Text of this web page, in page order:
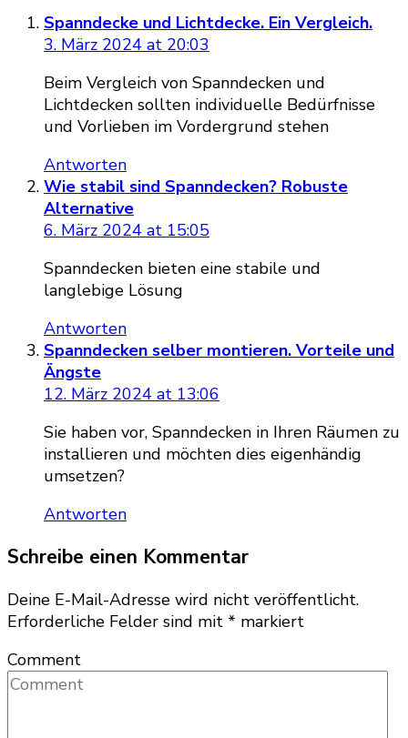
Spanndecke und Lichtdecke. Ein Vergleich.
3. März 2024 at 20:03
Beim Vergleich von Spanndecken und
Lichtdecken sollten individuelle Bedürfnisse
und Vorlieben im Vordergrund stehen
Antworten
Wie stabil sind Spanndecken? Robuste
Alternative
6. März 2024 at 15:05
Spanndecken bieten eine stabile und
langlebige Lösung
Antworten
Spanndecken selber montieren. Vorteile und
Ängste
12. März 2024 at 13:06
Sie haben vor, Spanndecken in Ihren Räumen zu
installieren und möchten dies eigenhändig
umsetzen?
Antworten
Schreibe einen Kommentar
Deine E-Mail-Adresse wird nicht veröffentlicht.
Erforderliche Felder sind mit * markiert
Comment